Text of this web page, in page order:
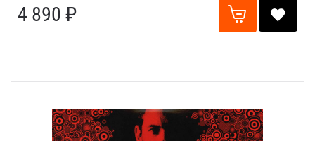
4 890 ₽